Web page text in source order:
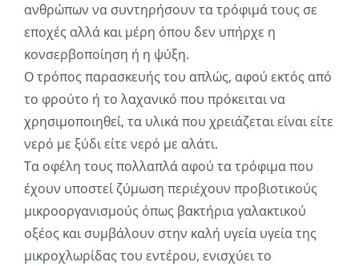
ανθρώπων να συντηρήσουν τα τρόφιμά τους σε
εποχές αλλά και μέρη όπου δεν υπήρχε η
κονσερβοποίηση ή η ψύξη.
Ο τρόπος παρασκευής του απλώς, αφού εκτός από
το φρούτο ή το λαχανικό που πρόκειται να
χρησιμοποιηθεί, τα υλικά που χρειάζεται είναι είτε
νερό με ξύδι είτε νερό με αλάτι.
Τα οφέλη τους πολλαπλά αφού τα τρόφιμα που
έχουν υποστεί ζύμωση περιέχουν προβιοτικούς
μικροοργανισμούς όπως βακτήρια γαλακτικού
οξέος και συμβάλουν στην καλή υγεία υγεία της
μικροχλωρίδας του εντέρου, ενισχύει το